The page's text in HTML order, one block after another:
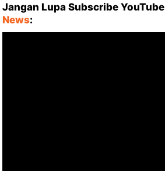
Jangan Lupa Subscribe YouTube
News: